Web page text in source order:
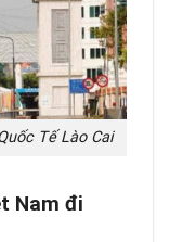
Tế Lào Cai
Nam đi